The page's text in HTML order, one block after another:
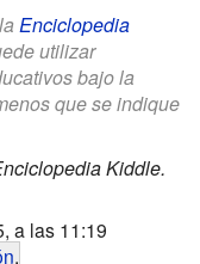
Enciclopedia
utilizar
bajo la
que se indique
Kiddle.
a las 11:19
.